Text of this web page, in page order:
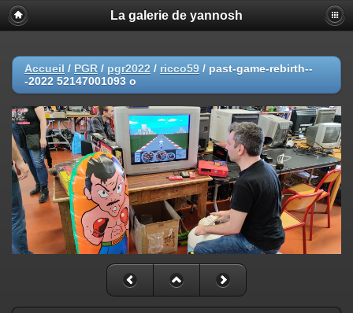
La galerie de yannosh
Accueil / PGR / pgr2022 / ricco59 / past-game-rebirth--
-2022 52147001093 o